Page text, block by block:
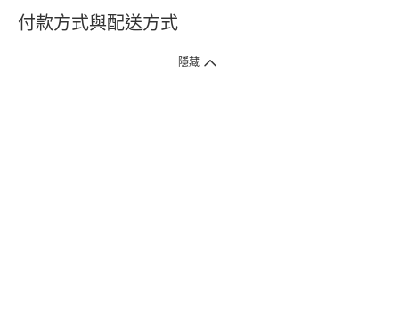
付款方式與配送方式
隱藏